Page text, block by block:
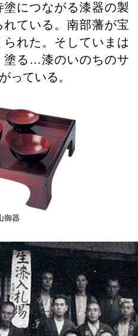
につながる漆器の製
ている。南部藩が宝
れた。そしていまは
塗る…漆のいのちのサ
っている。
御器